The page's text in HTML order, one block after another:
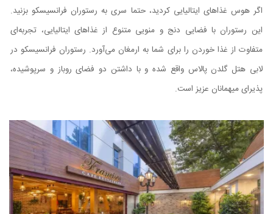
اگر هوس غذاهای ایتالیایی کردید، حتما سری به رستوران فرانسیسکو بزنید.
این رستوران با فضایی دنج و منویی متنوع از غذاهای ایتالیایی، تجربه‌ای
متفاوت از غذا خوردن را برای شما به ارمغان می‌آورد. رستوران فرانسیسکو در
لابی هتل گلدن پالاس واقع شده و با داشتن دو فضای روباز و سرپوشیده،
پذیرای میهمانان عزیز است.